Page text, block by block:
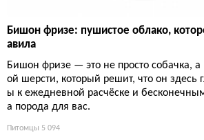
Бишон фризе: пушистое облако,
авила
Бишон фризе — это не просто собачка, а
ой шерсти, который решит, что он здесь
ы к ежедневной расчёске и
а порода для вас.
Питомцы 5 094